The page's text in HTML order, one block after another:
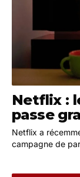
Netflix :
passe
Netflix a
campagne de